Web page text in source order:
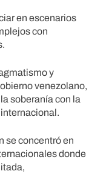
en escenarios
con
y
venezolano,
soberanía con la
se concentró en
donde